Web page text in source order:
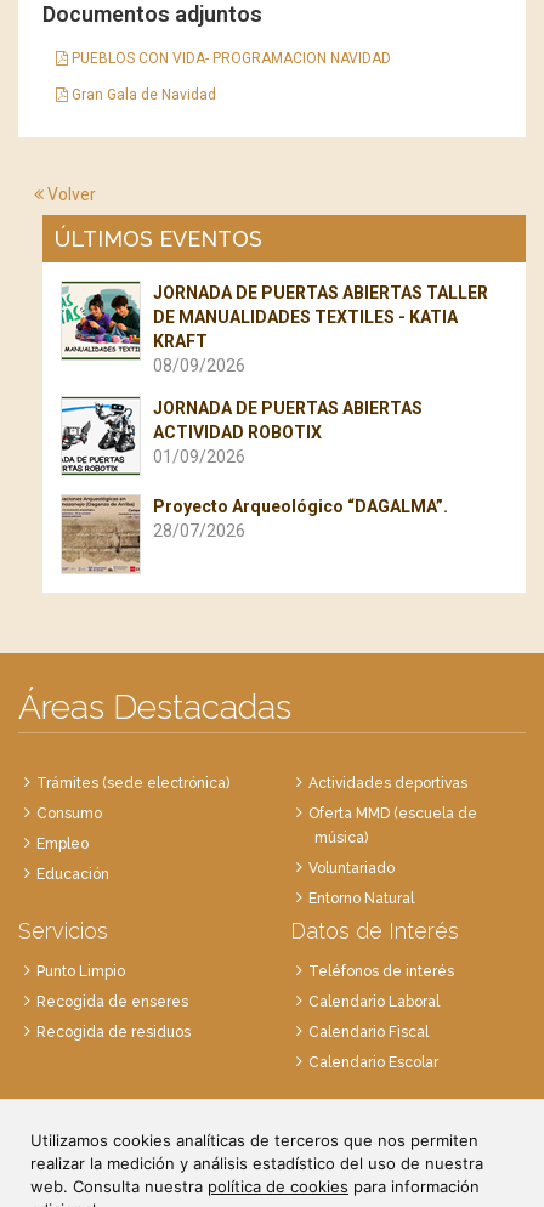
Utilizamos cookies analíticas de terceros que nos permiten
realizar la medición y análisis estadístico del uso de nuestra
web. Consulta nuestra política de cookies para información
Documentos adjuntos
PUEBLOS CON VIDA- PROGRAMACION NAVIDAD
Gran Gala de Navidad
Volver
ÚLTIMOS EVENTOS
JORNADA DE PUERTAS ABIERTAS TALLER
DE MANUALIDADES TEXTILES - KATIA
KRAFT
08/09/2026
JORNADA DE PUERTAS ABIERTAS
ACTIVIDAD ROBOTIX
01/09/2026
Proyecto Arqueológico “DAGALMA”.
28/07/2026
Áreas Destacadas
Trámites (sede electrónica)
Consumo
Empleo
Educación
Actividades deportivas
Oferta MMD (escuela de
música)
Voluntariado
Entorno Natural
Servicios
Punto Limpio
Recogida de enseres
Recogida de residuos
Datos de Interés
Teléfonos de interés
Calendario Laboral
Calendario Fiscal
Calendario Escolar
28814 Daganzo, Madrid
Tlf. 91 884 52 59
Fax. 91 884 52 92